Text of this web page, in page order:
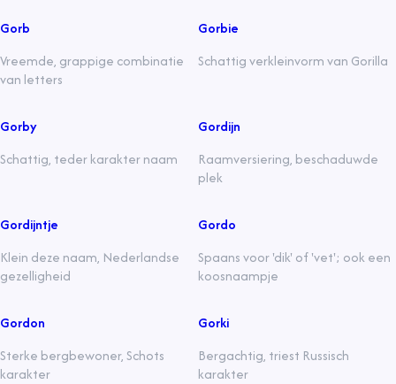
Gorb
Vreemde, grappige combinatie
van letters
Gorbie
Schattig verkleinvorm van Gorilla
Gorby
Schattig, teder karakter naam
Gordijn
Raamversiering, beschaduwde
plek
Gordijntje
Klein deze naam, Nederlandse
gezelligheid
Gordo
Spaans voor 'dik' of 'vet'; ook een
koosnaampje
Gordon
Sterke bergbewoner, Schots
karakter
Gorki
Bergachtig, triest Russisch
karakter